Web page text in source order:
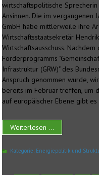
wirtschaftspolitische
Ansinnen. Die im vergangenen
GmbH habe mittlerweile ihre
Wirtschaftsstaatsekretär
Wirtschaftsausschuss.
Förderprogramms
Infrastruktur (GRW)" des
Anspruch genommen wurde,
bereits im Februar treffen, um
auf europäischer Ebene gibt es
Weiterlesen ...
Kategorie: Energiepolitik und